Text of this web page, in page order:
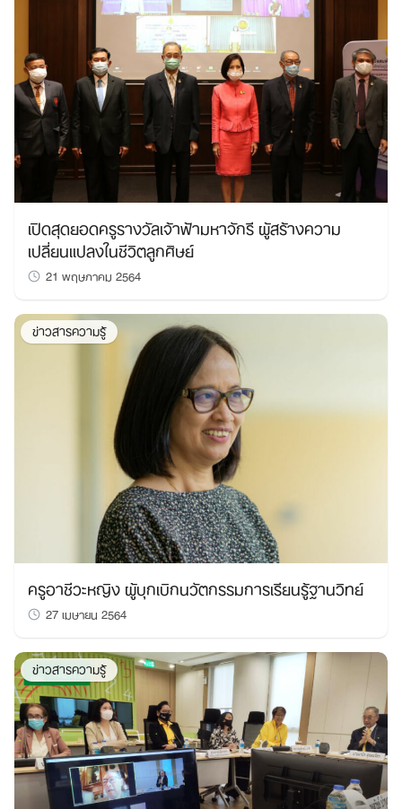
เปิดสุดยอดครูรางวัลเจ้าฟ้ามหาจักรี ผู้สร้างความ
เปลี่ยนแปลงในชีวิตลูกศิษย์
21 พฤษภาคม 2564
ข่าวสารความรู้
ครูอาชีวะหญิง ผู้บุกเบิกนวัตกรรมการเรียนรู้ฐานวิทย์
27 เมษายน 2564
ข่าวสารความรู้